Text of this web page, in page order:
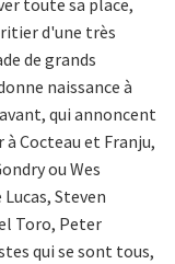
toute sa place,
d'une très
de grands
naissance à
qui annoncent
Cocteau et Franju,
ou Wes
Steven
Toro, Peter
qui se sont tous,